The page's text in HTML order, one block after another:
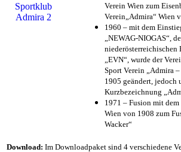
Verein Wien zum
Verein„Admira“ Wien
1960 – mit dem
„NEWAG-NIOGAS“,
niederösterreichischen
„EVN“, wurde der
Sport Verein „Admira
1905 geändert, jedoch
Kurzbezeichnung
1971 – Fusion mit
Wien von 1908 zum
Wacker“
Download: Im Downloadpaket sind 4 verschiedene